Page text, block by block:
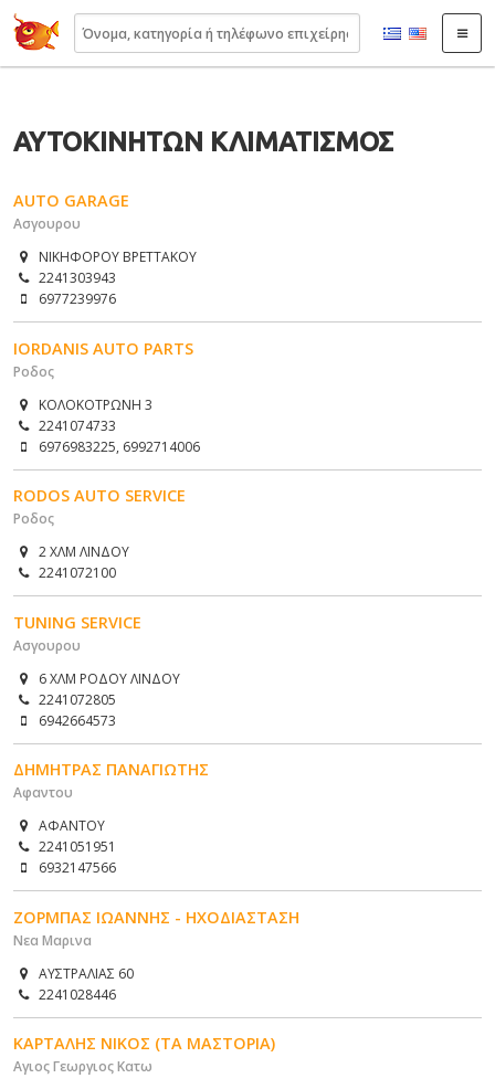
22410.gr
ΑΥΤΟΚΙΝΗΤΩΝ ΚΛΙΜΑΤΙΣΜΟΣ
AUTO GARAGE
Ασγουρου
ΝΙΚΗΦΟΡΟΥ ΒΡΕΤΤΑΚΟΥ
2241303943
6977239976
IORDANIS AUTO PARTS
Ροδος
ΚΟΛΟΚΟΤΡΩΝΗ 3
2241074733
6976983225, 6992714006
RODOS AUTO SERVICE
Ροδος
2 ΧΛΜ ΛΙΝΔΟΥ
2241072100
TUNING SERVICE
Ασγουρου
6 ΧΛΜ ΡΟΔΟΥ ΛΙΝΔΟΥ
2241072805
6942664573
ΔΗΜΗΤΡΑΣ ΠΑΝΑΓΙΩΤΗΣ
Αφαντου
ΑΦΑΝΤΟΥ
2241051951
6932147566
ΖΟΡΜΠΑΣ ΙΩΑΝΝΗΣ - ΗΧΟΔΙΑΣΤΑΣΗ
Νεα Μαρινα
ΑΥΣΤΡΑΛΙΑΣ 60
2241028446
ΚΑΡΤΑΛΗΣ ΝΙΚΟΣ (ΤΑ ΜΑΣΤΟΡΙΑ)
Αγιος Γεωργιος Κατω